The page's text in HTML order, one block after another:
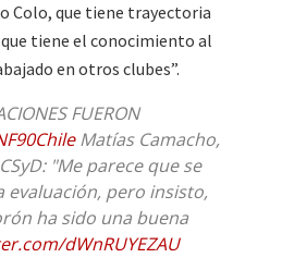
Colo, que tiene trayectoria
tiene el conocimiento al
en otros clubes”.
FUERON
Matías Camacho,
"Me parece que se
evaluación, pero insisto,
ha sido una buena
dWnRUYEZAU